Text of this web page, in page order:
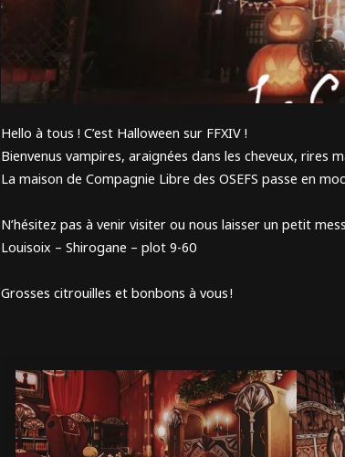
Hello à tous ! C’est Halloween sur FFXIV !
Bienvenus vampires, araignées dans les cheveux, rires
La maison de Compagnie Libre des OSEFS passe en
N’hésitez pas à venir visiter ou nous laisser un petit
Louisoix – Shirogane – plot 9-60
Grosses citrouilles et bonbons à vous !